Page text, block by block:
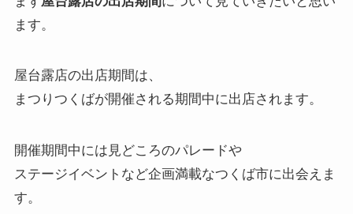
ます。
屋台露店の出店期間は、
まつりつくばが開催される期間中に出店されます。
開催期間中には見どころのパレードや
ステージイベントなど企画満載なつくば市に出会えま
す。